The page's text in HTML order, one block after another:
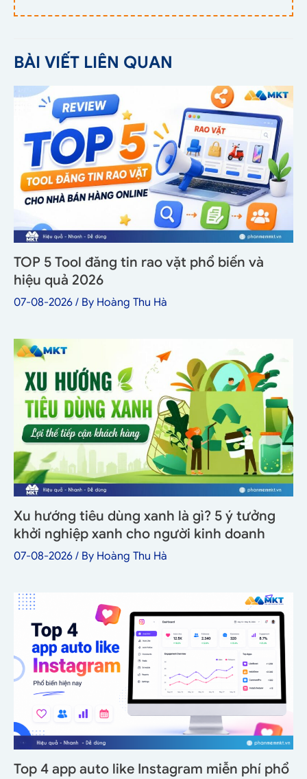
BÀI VIẾT LIÊN QUAN
TOP 5 Tool đăng tin rao vặt phổ biến và
hiệu quả 2026
07-08-2026 / By Hoàng Thu Hà
Xu hướng tiêu dùng xanh là gì? 5 ý tưởng
khởi nghiệp xanh cho người kinh doanh
07-08-2026 / By Hoàng Thu Hà
Top 4 app auto like Instagram miễn phí phổ